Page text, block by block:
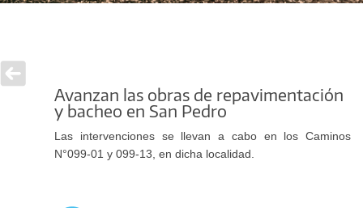
Avanzan las obras de repavimentación
y bacheo en San Pedro
Las intervenciones se llevan a cabo en los Caminos
N°099-01 y 099-13, en dicha localidad.